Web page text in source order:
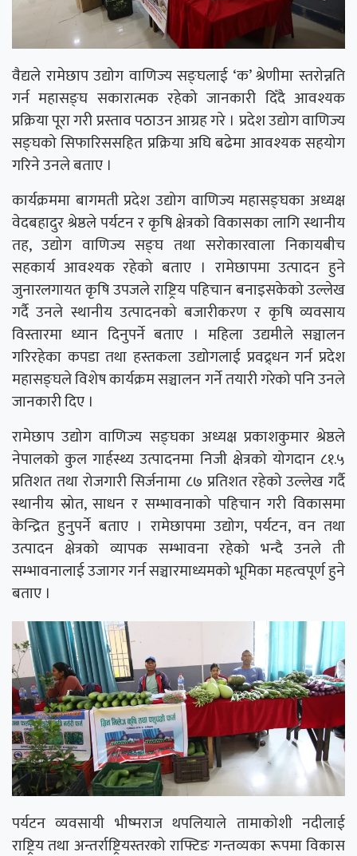
वैद्यले रामेछाप उद्योग वाणिज्य सङ्घलाई ‘क’ श्रेणीमा स्तरोन्नति
गर्न महासङ्घ सकारात्मक रहेको जानकारी दिँदै आवश्यक
प्रक्रिया पूरा गरी प्रस्ताव पठाउन आग्रह गरे । प्रदेश उद्योग वाणिज्य
सङ्घको सिफारिससहित प्रक्रिया अघि बढेमा आवश्यक सहयोग
गरिने उनले बताए ।
कार्यक्रममा बागमती प्रदेश उद्योग वाणिज्य महासङ्घका अध्यक्ष
वेदबहादुर श्रेष्ठले पर्यटन र कृषि क्षेत्रको विकासका लागि स्थानीय
तह, उद्योग वाणिज्य सङ्घ तथा सरोकारवाला निकायबीच
सहकार्य आवश्यक रहेको बताए । रामेछापमा उत्पादन हुने
जुनारलगायत कृषि उपजले राष्ट्रिय पहिचान बनाइसकेको उल्लेख
गर्दै उनले स्थानीय उत्पादनको बजारीकरण र कृषि व्यवसाय
विस्तारमा ध्यान दिनुपर्ने बताए । महिला उद्यमीले सञ्चालन
गरिरहेका कपडा तथा हस्तकला उद्योगलाई प्रवद्र्धन गर्न प्रदेश
महासङ्घले विशेष कार्यक्रम सञ्चालन गर्ने तयारी गरेको पनि उनले
जानकारी दिए ।
रामेछाप उद्योग वाणिज्य सङ्घका अध्यक्ष प्रकाशकुमार श्रेष्ठले
नेपालको कुल गार्हस्थ्य उत्पादनमा निजी क्षेत्रको योगदान ८१.५
प्रतिशत तथा रोजगारी सिर्जनामा ८७ प्रतिशत रहेको उल्लेख गर्दै
स्थानीय स्रोत, साधन र सम्भावनाको पहिचान गरी विकासमा
केन्द्रित हुनुपर्ने बताए । रामेछापमा उद्योग, पर्यटन, वन तथा
उत्पादन क्षेत्रको व्यापक सम्भावना रहेको भन्दै उनले ती
सम्भावनालाई उजागर गर्न सञ्चारमाध्यमको भूमिका महत्वपूर्ण हुने
बताए ।
पर्यटन व्यवसायी भीष्मराज थपलियाले तामाकोशी नदीलाई
राष्ट्रिय तथा अन्तर्राष्ट्रियस्तरको राफ्टिङ गन्तव्यका रूपमा विकास